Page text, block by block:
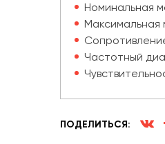
Номинальная
Максимальная
Частотный
ПОДЕЛИТЬСЯ: